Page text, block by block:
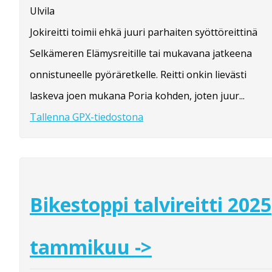
Ulvila
Jokireitti toimii ehkä juuri parhaiten syöttöreittinä
Selkämeren Elämysreitille tai mukavana jatkeena
onnistuneelle pyöräretkelle. Reitti onkin lievästi
laskeva joen mukana Poria kohden, joten juur...
Tallenna GPX-tiedostona
Bikestoppi talvireitti 2025
tammikuu ->